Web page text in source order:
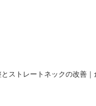
ストレートネックの改善